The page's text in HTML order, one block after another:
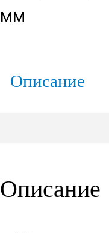
мм
Описание
Описание